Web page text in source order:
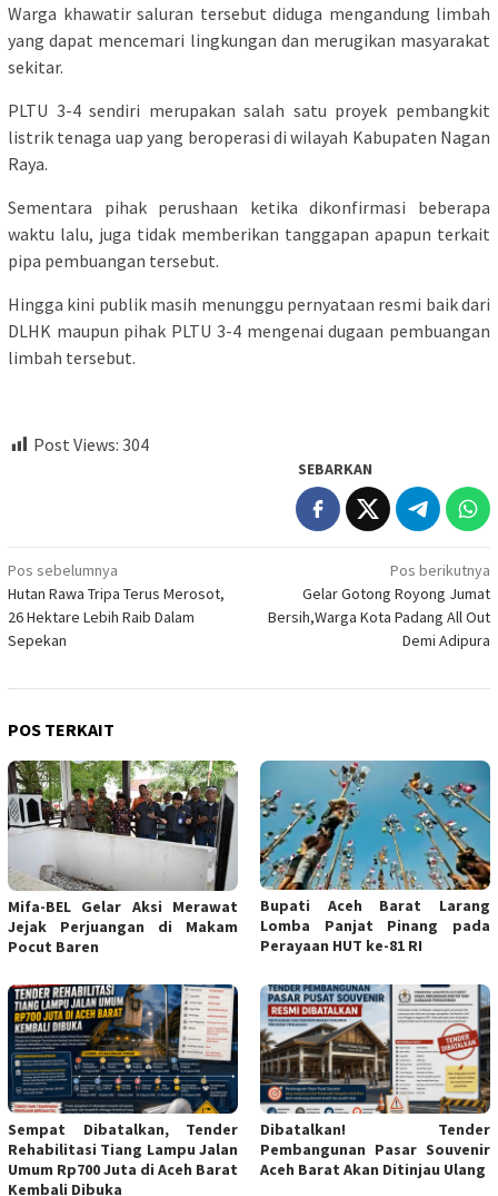
Warga khawatir saluran tersebut diduga mengandung limbah
yang dapat mencemari lingkungan dan merugikan masyarakat
sekitar.
PLTU 3-4 sendiri merupakan salah satu proyek pembangkit
listrik tenaga uap yang beroperasi di wilayah Kabupaten Nagan
Raya.
Sementara pihak perushaan ketika dikonfirmasi beberapa
waktu lalu, juga tidak memberikan tanggapan apapun terkait
pipa pembuangan tersebut.
Hingga kini publik masih menunggu pernyataan resmi baik dari
DLHK maupun pihak PLTU 3-4 mengenai dugaan pembuangan
limbah tersebut.
Post Views: 304
SEBARKAN
Navigasi
pos
Pos sebelumnya
Hutan Rawa Tripa Terus Merosot,
26 Hektare Lebih Raib Dalam
Sepekan
Pos berikutnya
Gelar Gotong Royong Jumat
Bersih,Warga Kota Padang All Out
Demi Adipura
POS TERKAIT
Mifa-BEL Gelar Aksi Merawat
Jejak Perjuangan di Makam
Pocut Baren
Bupati Aceh Barat Larang
Lomba Panjat Pinang pada
Perayaan HUT ke-81 RI
Sempat Dibatalkan, Tender
Rehabilitasi Tiang Lampu Jalan
Umum Rp700 Juta di Aceh Barat
Kembali Dibuka
Dibatalkan! Tender
Pembangunan Pasar Souvenir
Aceh Barat Akan Ditinjau Ulang